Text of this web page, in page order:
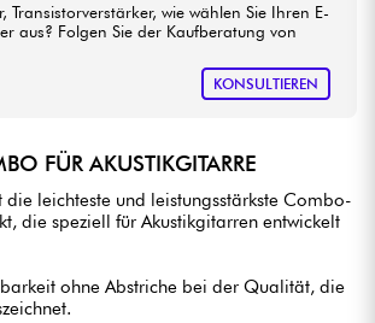
Transistorverstärker, wie wählen Sie Ihren E-
aus? Folgen Sie der Kaufberatung von
KONSULTIEREN
FÜR AKUSTIKGITARRE
die leichteste und leistungsstärkste Combo-
die speziell für Akustikgitarren entwickelt
ohne Abstriche bei der Qualität, die